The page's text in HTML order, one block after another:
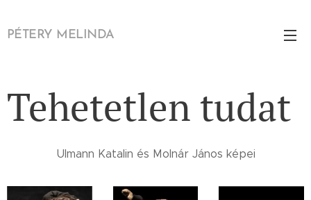
PÉTERY MELINDA
Tehetetlen tudat
Ulmann Katalin és Molnár János képei